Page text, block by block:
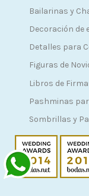
Bailarinas y
Decoración de
Detalles para
Figuras de
Libros de
Pashminas
Sombrillas y